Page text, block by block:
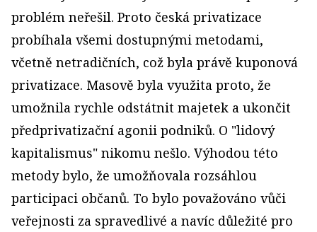
problém neřešil. Proto česká privatizace
probíhala všemi dostupnými metodami,
včetně netradičních, což byla právě kuponová
privatizace. Masově byla využita proto, že
umožnila rychle odstátnit majetek a ukončit
předprivatizační agonii podniků. O "lidový
kapitalismus" nikomu nešlo. Výhodou této
metody bylo, že umožňovala rozsáhlou
participaci občanů. To bylo považováno vůči
veřejnosti za spravedlivé a navíc důležité pro